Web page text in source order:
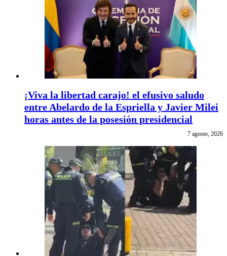
¡Viva la libertad carajo! el efusivo saludo
entre Abelardo de la Espriella y Javier Milei
horas antes de la posesión presidencial
7 agosto, 2026